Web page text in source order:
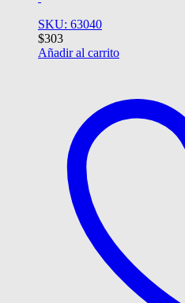
SKU: 63040
$303
Añadir al carrito